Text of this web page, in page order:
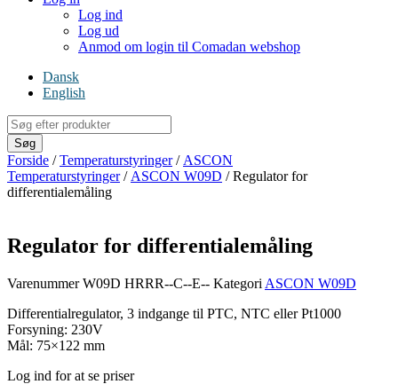
Log ind
Log ud
Anmod om login til Comadan webshop
Dansk
English
Products
search
Søg
Forside /Temperaturstyringer/ ASCON
Temperaturstyringer/ ASCON W09D / Regulator for
differentialemåling
Regulator for differentialemåling
VarenummerW09D HRRR--C--E-- Kategori ASCON W09D
Differentialregulator, 3 indgange til PTC, NTC eller Pt1000
Forsyning: 230V
Mål: 75×122 mm
Log ind for at se priser